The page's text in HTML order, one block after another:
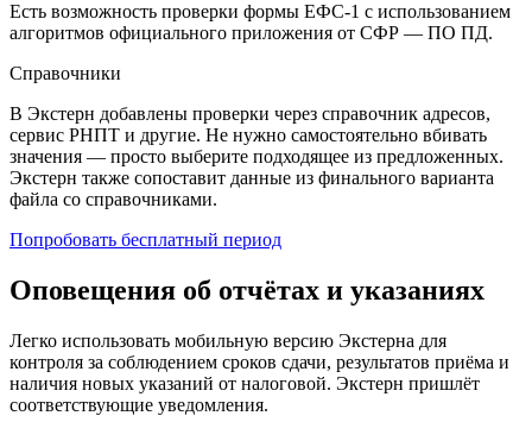
Есть возможность проверки формы ЕФС-1 с использованием
алгоритмов официального приложения от СФР — ПО ПД.
Справочники
В Экстерн добавлены проверки через справочник адресов,
сервис РНПТ и другие. Не нужно самостоятельно вбивать
значения — просто выберите подходящее из предложенных.
Экстерн также сопоставит данные из финального варианта
файла со справочниками.
Попробовать бесплатный период
Оповещения об отчётах и указаниях
Легко использовать мобильную версию Экстерна для
контроля за соблюдением сроков сдачи, результатов приёма и
наличия новых указаний от налоговой. Экстерн пришлёт
соответствующие уведомления.